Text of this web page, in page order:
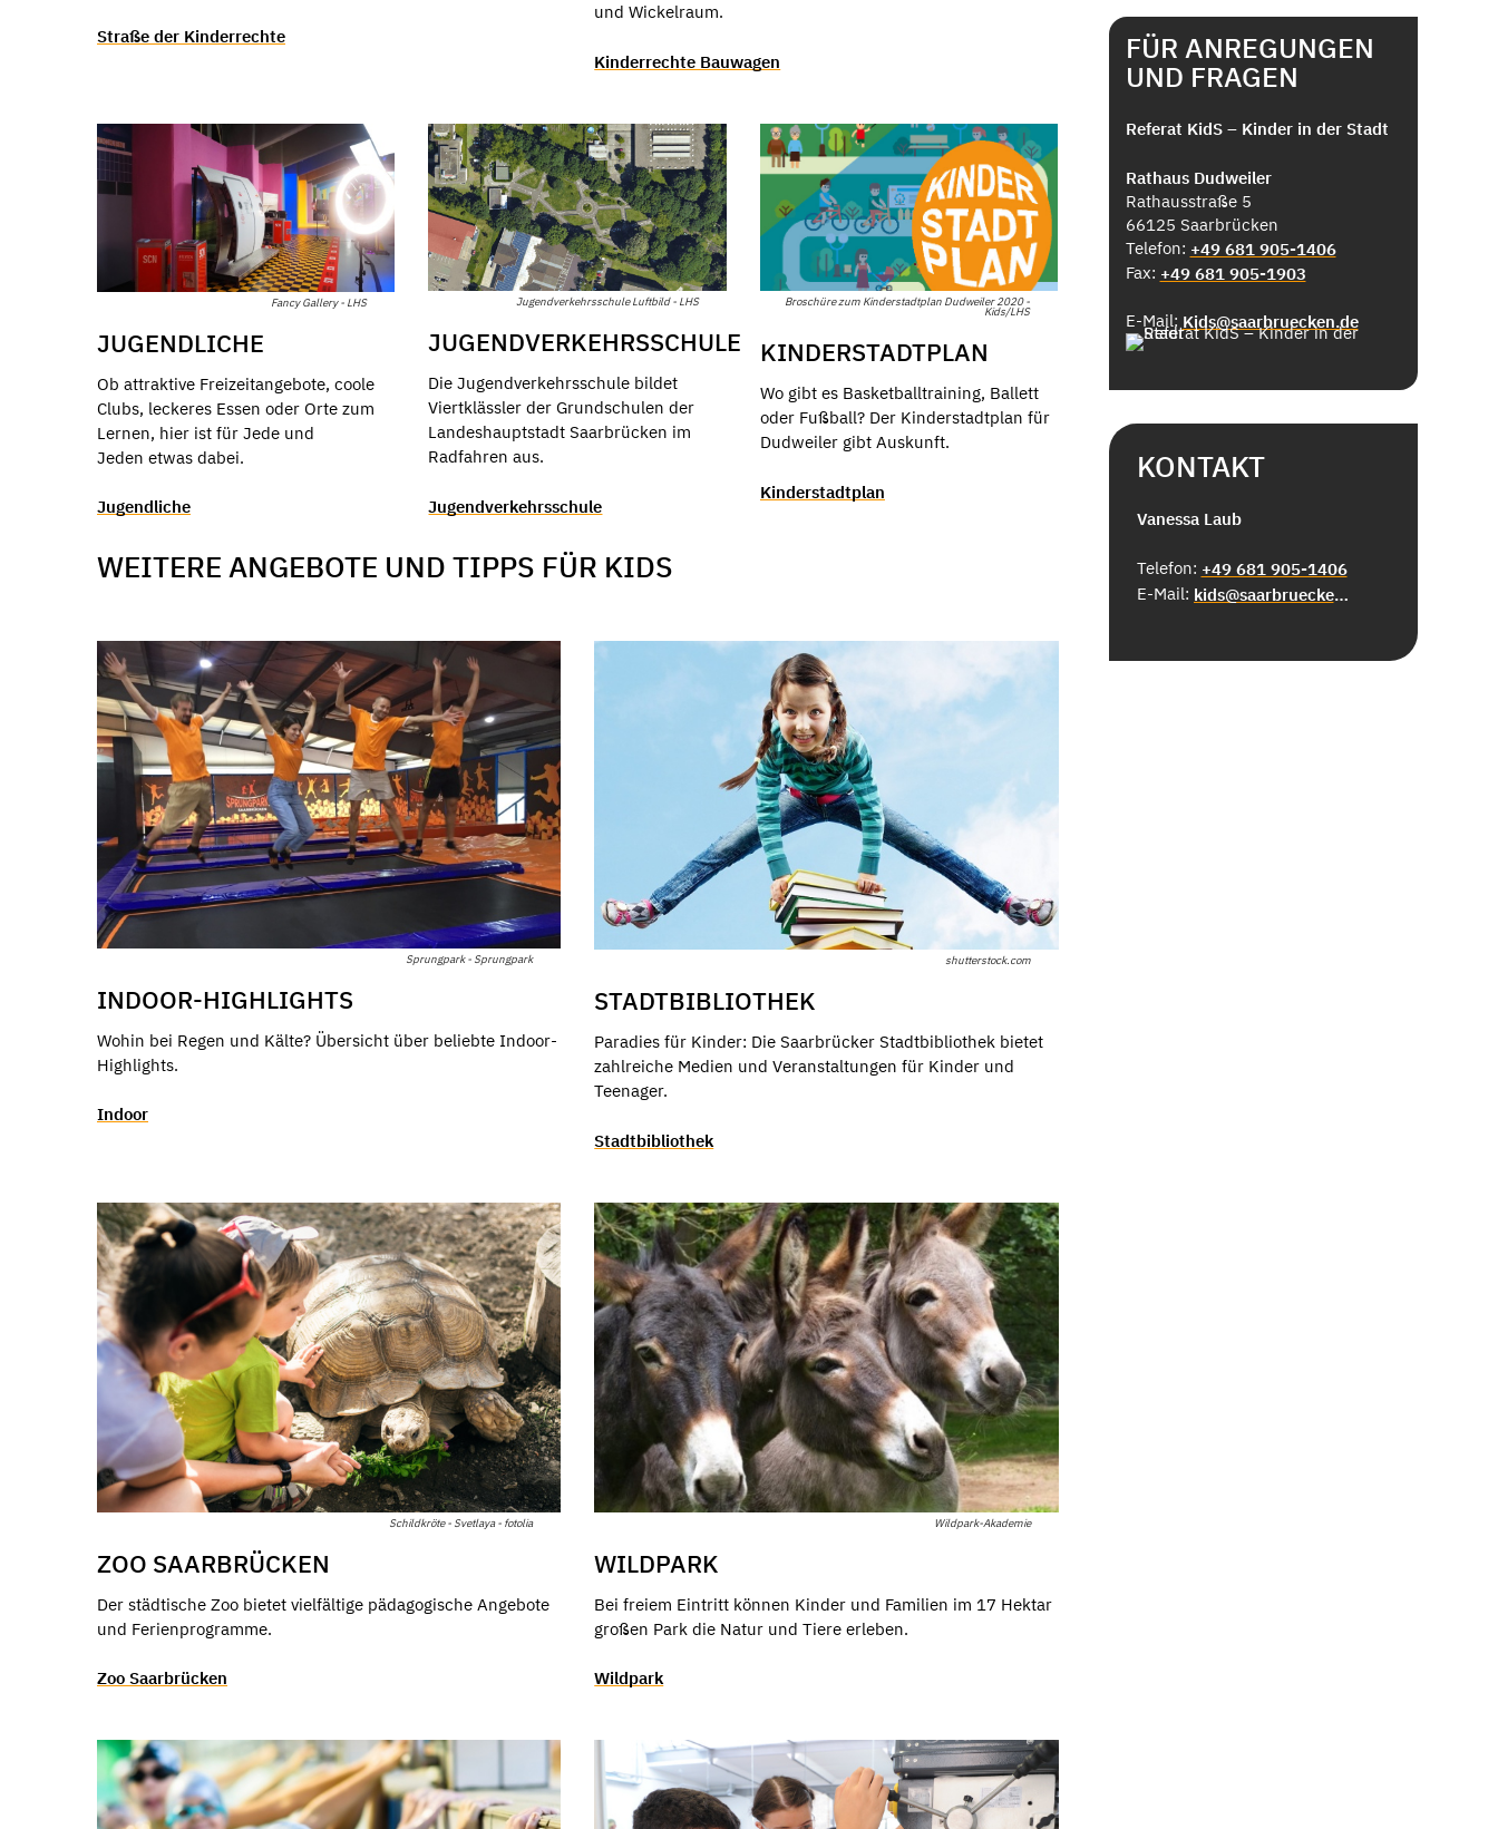
Straße der Kinderrechte
und Wickelraum.
Kinderrechte Bauwagen
Fancy Gallery - LHS
JUGENDLICHE
Ob attraktive Freizeitangebote, coole
Clubs, leckeres Essen oder Orte zum
Lernen, hier ist für Jede und
Jeden etwas dabei.
Jugendliche
Jugendverkehrsschule Luftbild - LHS
JUGENDVERKEHRSSCHULE
Die Jugendverkehrsschule bildet
Viertklässler der Grundschulen der
Landeshauptstadt Saarbrücken im
Radfahren aus.
Jugendverkehrsschule
Broschüre zum Kinderstadtplan Dudweiler 2020 -
Kids/LHS
KINDERSTADTPLAN
Wo gibt es Basketballtraining, Ballett
oder Fußball? Der Kinderstadtplan für
Dudweiler gibt Auskunft.
Kinderstadtplan
WEITERE ANGEBOTE UND TIPPS FÜR KIDS
Sprungpark - Sprungpark
INDOOR-HIGHLIGHTS
Wohin bei Regen und Kälte? Übersicht über beliebte Indoor-
Highlights.
Indoor
shutterstock.com
STADTBIBLIOTHEK
Paradies für Kinder: Die Saarbrücker Stadtbibliothek bietet
zahlreiche Medien und Veranstaltungen für Kinder und
Teenager.
Stadtbibliothek
Schildkröte - Svetlaya - fotolia
ZOO SAARBRÜCKEN
Der städtische Zoo bietet vielfältige pädagogische Angebote
und Ferienprogramme.
Zoo Saarbrücken
Wildpark-Akademie
WILDPARK
Bei freiem Eintritt können Kinder und Familien im 17 Hektar
großen Park die Natur und Tiere erleben.
Wildpark
FÜR ANREGUNGEN
UND FRAGEN
Referat KidS – Kinder in der Stadt
Rathaus Dudweiler
Rathausstraße 5
66125 Saarbrücken
Telefon: +49 681 905-1406
Fax: +49 681 905-1903
E-Mail: Kids@saarbruecken.de
KONTAKT
Vanessa Laub
Telefon: +49 681 905-1406
E-Mail:
kids@saarbruecken.de